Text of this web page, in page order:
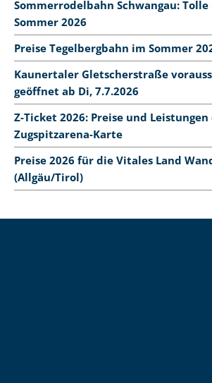
Sommerrodelbahn Schwangau: Tolle
Sommer 2026
Preise Tegelbergbahn im Sommer
Kaunertaler Gletscherstraße
geöffnet ab Di, 7.7.2026
Z-Ticket 2026: Preise und Leistungen
Zugspitzarena-Karte
Preise 2026 für die Vitales Land
(Allgäu/Tirol)